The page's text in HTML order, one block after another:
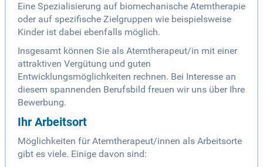
Eine Spezialisierung auf biomechanische Atemtherapie
oder auf spezifische Zielgruppen wie beispielsweise
Kinder ist dabei ebenfalls möglich.
Insgesamt können Sie als Atemtherapeut/in mit einer
attraktiven Vergütung und guten
Entwicklungsmöglichkeiten rechnen. Bei Interesse an
diesem spannenden Berufsbild freuen wir uns über Ihre
Bewerbung.
Ihr Arbeitsort
Möglichkeiten für Atemtherapeut/innen als Arbeitsorte
gibt es viele. Einige davon sind: